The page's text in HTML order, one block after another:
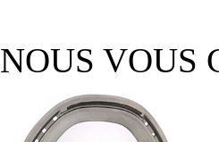
NOUS VOUS